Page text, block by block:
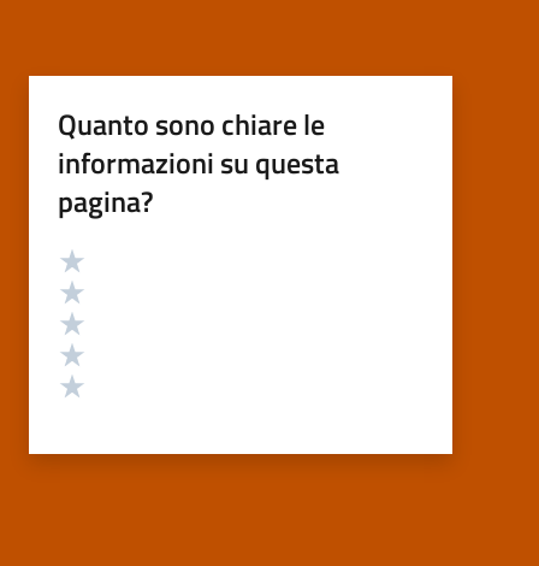
Quanto sono chiare le
informazioni su questa
pagina?
Valutazione